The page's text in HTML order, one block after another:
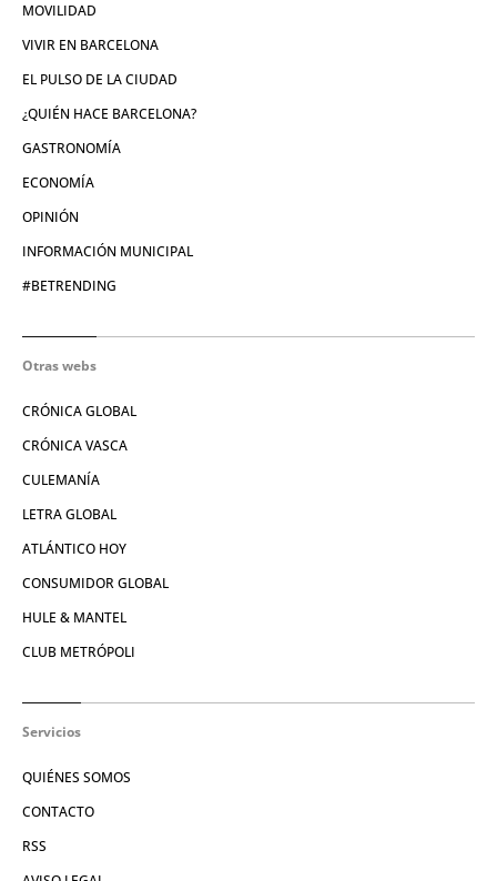
MOVILIDAD
VIVIR EN BARCELONA
EL PULSO DE LA CIUDAD
¿QUIÉN HACE BARCELONA?
GASTRONOMÍA
ECONOMÍA
OPINIÓN
INFORMACIÓN MUNICIPAL
#BETRENDING
Otras webs
CRÓNICA GLOBAL
CRÓNICA VASCA
CULEMANÍA
LETRA GLOBAL
ATLÁNTICO HOY
CONSUMIDOR GLOBAL
HULE & MANTEL
CLUB METRÓPOLI
Servicios
QUIÉNES SOMOS
CONTACTO
RSS